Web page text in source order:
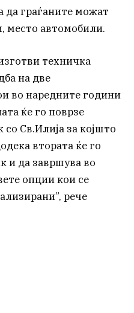
да граѓаните можат
место автомобили.
техничка
на две
во наредните години
ќе го поврзе
Св.Илија за којшто
втората ќе го
и да завршува во
опции кои се
рече